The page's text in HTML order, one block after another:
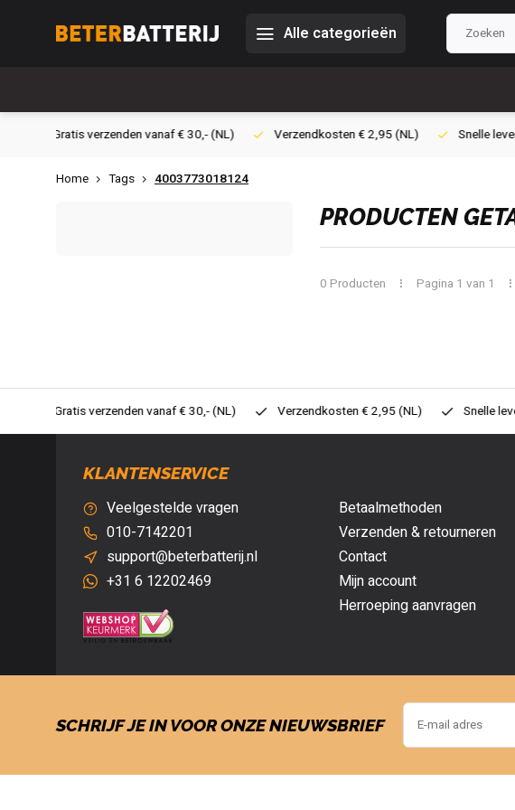
Alle categorieën
Verzendkosten € 2,95 (NL) Snelle levering Veilig betalen (iDEAL
Home Tags 4003773018124
PRODUCTEN
0 Producten Pagina 1 van 1
Verzendkosten € 2,95 (NL) Snelle levering Veilig betalen (iDEAL
KLANTENSERVICE
Veelgestelde vragen
010-7142201
support@beterbatterij.nl
+31 6 12202469
Betaalmethoden
Verzenden & retourneren
Contact
Mijn account
Herroeping aanvragen
SCHRIJF JE IN VOOR ONZE NIEUWSBRIEF